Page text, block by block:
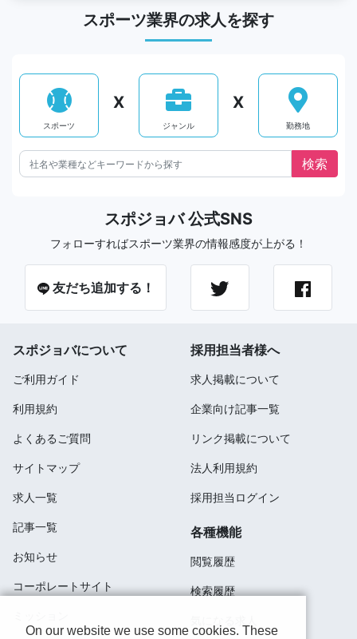
スポーツ業界の求人を探す
スポーツ
X
ジャンル
X
勤務地
スポジョバ 公式SNS
フォローすればスポーツ業界の情報感度が上がる！
友だち追加する！
スポジョバについて
ご利用ガイド
利用規約
よくあるご質問
サイトマップ
求人一覧
記事一覧
お知らせ
コーポレートサイト
採用担当者様へ
求人掲載について
企業向け記事一覧
リンク掲載について
法人利用規約
採用担当ログイン
各種機能
閲覧履歴
検索履歴
On our website we use some cookies. These